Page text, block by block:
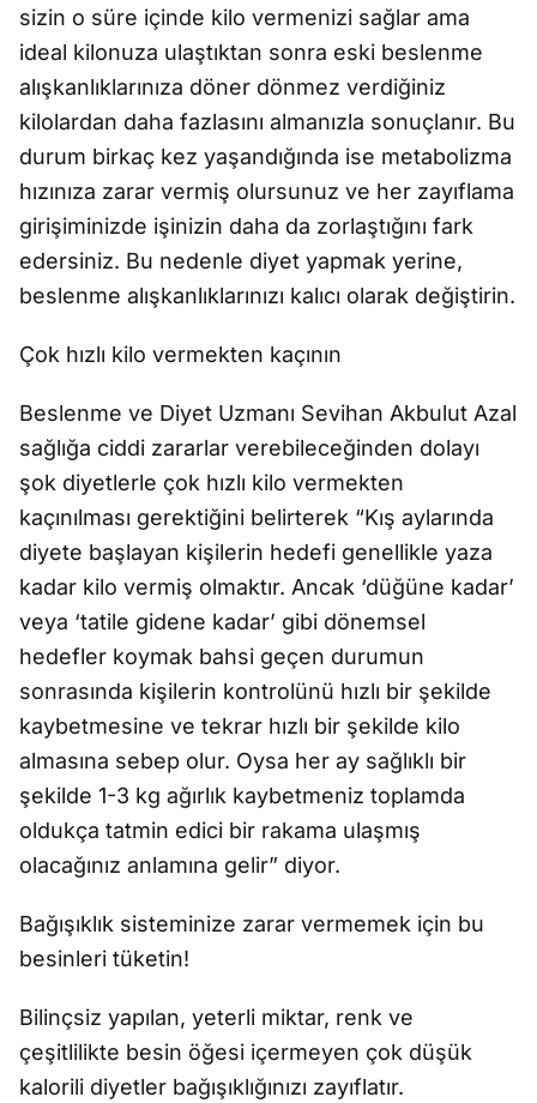
sizin o süre içinde kilo vermenizi sağlar ama
ideal kilonuza ulaştıktan sonra eski beslenme
alışkanlıklarınıza döner dönmez verdiğiniz
kilolardan daha fazlasını almanızla sonuçlanır. Bu
durum birkaç kez yaşandığında ise metabolizma
hızınıza zarar vermiş olursunuz ve her zayıflama
girişiminizde işinizin daha da zorlaştığını fark
edersiniz. Bu nedenle diyet yapmak yerine,
beslenme alışkanlıklarınızı kalıcı olarak değiştirin.
Çok hızlı kilo vermekten kaçının
Beslenme ve Diyet Uzmanı Sevihan Akbulut Azal
sağlığa ciddi zararlar verebileceğinden dolayı
şok diyetlerle çok hızlı kilo vermekten
kaçınılması gerektiğini belirterek “Kış aylarında
diyete başlayan kişilerin hedefi genellikle yaza
kadar kilo vermiş olmaktır. Ancak ‘düğüne kadar’
veya ‘tatile gidene kadar’ gibi dönemsel
hedefler koymak bahsi geçen durumun
sonrasında kişilerin kontrolünü hızlı bir şekilde
kaybetmesine ve tekrar hızlı bir şekilde kilo
almasına sebep olur. Oysa her ay sağlıklı bir
şekilde 1-3 kg ağırlık kaybetmeniz toplamda
oldukça tatmin edici bir rakama ulaşmış
olacağınız anlamına gelir” diyor.
Bağışıklık sisteminize zarar vermemek için bu
besinleri tüketin!
Bilinçsiz yapılan, yeterli miktar, renk ve
çeşitlilikte besin öğesi içermeyen çok düşük
kalorili diyetler bağışıklığınızı zayıflatır.